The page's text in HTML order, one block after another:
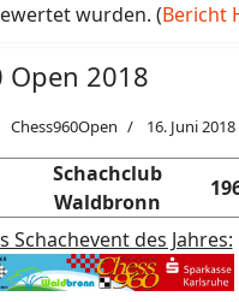
wurden. (Bericht
Open 2018
Chess960Open 16. Juni 2018
Schachclub
Waldbronn
Schachevent des Jahres: